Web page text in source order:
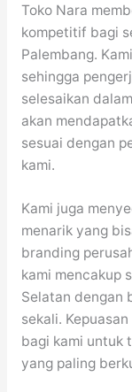
Toko Nara
kompetitif bagi
Palembang.
sehingga
selesaikan
akan
sesuai dengan
kami.
Kami juga
menarik yang
branding
kami mencakup
Selatan dengan
sekali.
bagi kami untuk
yang paling